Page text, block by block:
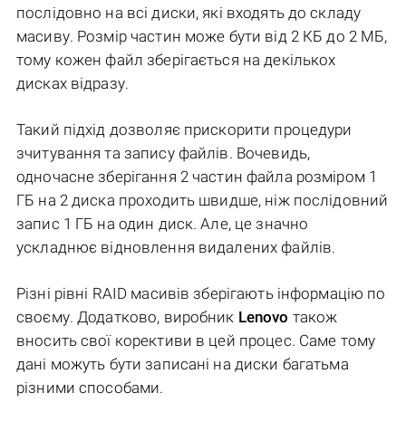
послідовно на всі диски, які входять до складу
масиву. Розмір частин може бути від 2 КБ до 2 МБ,
тому кожен файл зберігається на декількох
дисках відразу.
Такий підхід дозволяє прискорити процедури
зчитування та запису файлів. Вочевидь,
одночасне зберігання 2 частин файла розміром 1
ГБ на 2 диска проходить швидше, ніж послідовний
запис 1 ГБ на один диск. Але, це значно
ускладнює відновлення видалених файлів.
Різні рівні RAID масивів зберігають інформацію по
своєму. Додатково, виробник Lenovo також
вносить свої корективи в цей процес. Саме тому
дані можуть бути записані на диски багатьма
різними способами.